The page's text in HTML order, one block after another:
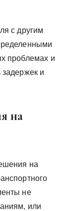
с другим
проблемах и
и
на
на
не
или